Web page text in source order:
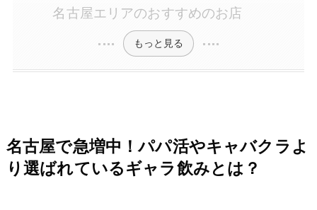
名古屋エリアのおすすめのお店
もっと見る
名古屋で急増中！パパ活やキャバクラよ
り選ばれているギャラ飲みとは？